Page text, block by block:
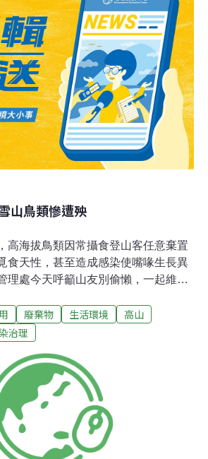
觀測計劃歐洲本部的研究人員已觀察
10年間，歐洲各地的研究人員收集了
區的樣本。研究人員利用數位技術和
方格法觀察森林界線到山頂間不同海
。數位攝影提供了精細的圖片，顯示
物種已經消失。如今，研究人員已觀
拔遷移，且根據10年來採集的樣本顯
種的多
山鳥類慘遭殃
高海拔鳥類因常攝食登山客任意棄置
食天性，甚至造成感染使嘴喙生長異
理處今天呼籲山友別偷懶，一起維護
態長期監測研究計畫，透過土壤、氣
環境和生物因子，監測分析高山生態
麗的鳥類「酒紅朱雀」有攝食廚餘的
相當大比率；顯示許多登山者亂丟廚
動物行為模式，恐使鳥類逐漸喪失覓
於鳥類食物的被捕食者也會因此增加
態平衡。雪管處保育研究課長于淑芬
當熱門的登山路線，許多山友在山上
廢棄物 生活環境
高山
治理